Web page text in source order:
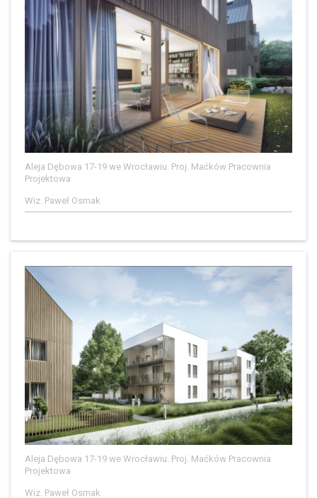
Aleja Dębowa 17-19 we Wrocławiu. Proj. Maćków Pracownia
Projektowa
Wiz. Paweł Osmak
Aleja Dębowa 17-19 we Wrocławiu. Proj. Maćków Pracownia
Projektowa
Wiz. Paweł Osmak